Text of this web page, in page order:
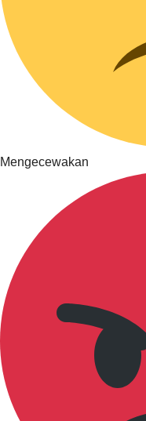
Mengecewakan